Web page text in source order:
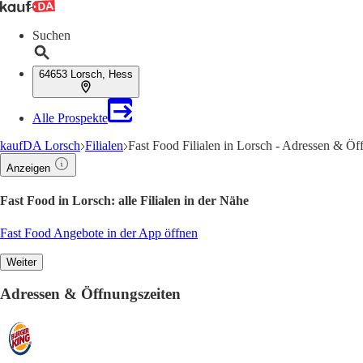
Suchen
64653 Lorsch, Hess
Alle Prospekte
kaufDA Lorsch Filialen Fast Food Filialen in Lorsch - Adressen &
Anzeigen
Fast Food in Lorsch: alle Filialen in der Nähe
Fast Food Angebote in der App öffnen
Weiter
Adressen & Öffnungszeiten